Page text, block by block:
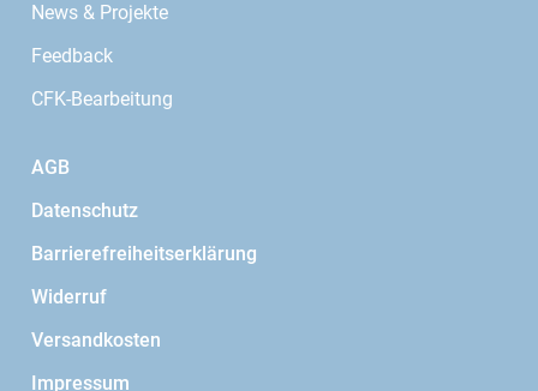
News & Projekte
Feedback
CFK-Bearbeitung
AGB
Datenschutz
Barrierefreiheitserklärung
Widerruf
Versandkosten
Impressum